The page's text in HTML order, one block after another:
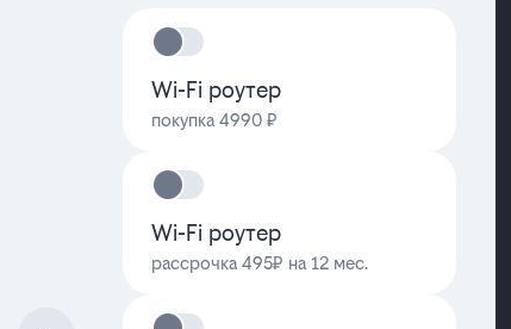
Wi-Fi роутер
покупка 4990 ₽
Wi-Fi роутер
рассрочка 495₽ на 12 мес.